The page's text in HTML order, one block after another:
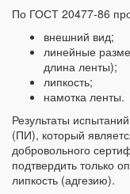
По ГОСТ 20477-86
внешний вид;
линейные
длина ленты);
липкость;
намотка ленты.
Результаты
(ПИ), который
добровольного
подтвердить только
липкость (адгезию).